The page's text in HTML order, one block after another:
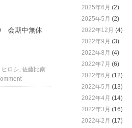
会期中無休
ヒロシ, 佐藤比南
2025年6月 (2)
2025年5月 (2)
2022年12月 (4)
2022年9月 (3)
2022年8月 (4)
2022年7月 (6)
2022年6月 (12)
2022年5月 (13)
2022年4月 (14)
2022年3月 (16)
2022年2月 (17)